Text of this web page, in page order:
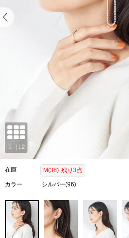
在庫 M(38) 残り3点
カラー シルバー(96)